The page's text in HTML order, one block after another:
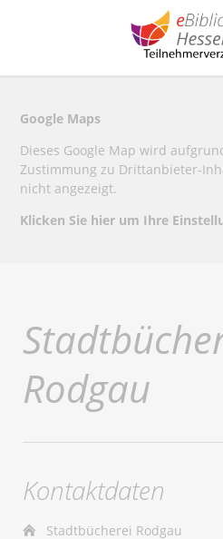
Google Maps
Dieses Google Map wird
Zustimmung zu Drittanbieter-
nicht angezeigt.
Klicken Sie hier um Ihre
Rodgau
Kontaktdaten
Stadtbücherei Rodgau